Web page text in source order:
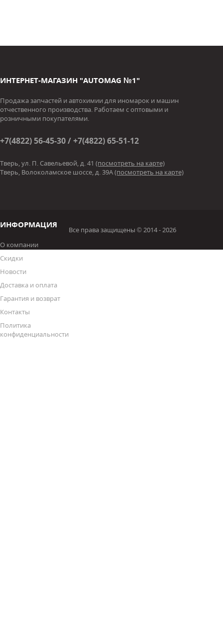
ИНТЕРНЕТ-МАГАЗИН "AUTOMAG №1"
Продажа запчастей и автохимии для иномарок и машин
отчественного производства. Работаем с оптовыми и
розничными покупателями.
+7(4822) 56-45-30 / +7(4822) 65-51-12
Тверь, ул. П. Савельевой, д. 41 (посмотреть на карте)
Тверь, Волоколамское шоссе, д. 39А(посмотреть на карте)
ИНФОРМАЦИЯ
О компании
Скидки
Новости
Доставка и оплата
Гарантия и возврат
Контакты
Политика
конфиденциальности
Все права защищены © 2014 - 2026